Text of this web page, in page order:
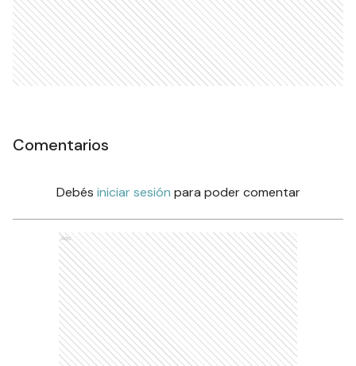
Comentarios
Debés iniciar sesión para poder comentar
Ads